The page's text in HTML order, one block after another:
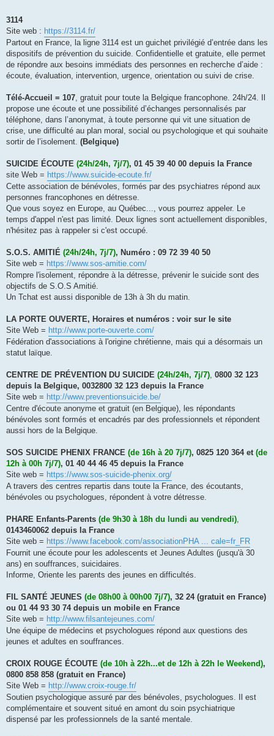
3114
Site web : https://3114.fr/
Partout en France, la ligne 3114 est un guichet privilégié d’entrée dans les
dispositifs de prévention du suicide. Confidentielle et gratuite, elle permet
de répondre aux besoins immédiats des personnes en recherche d’aide :
écoute, évaluation, intervention, urgence, orientation ou suivi de crise.
Télé-Accueil = 107, gratuit pour toute la Belgique francophone. 24h/24. Il
propose une écoute et une possibilité d’échanges personnalisés par
téléphone, dans l’anonymat, à toute personne qui vit une situation de
crise, une difficulté au plan moral, social ou psychologique et qui souhaite
sortir de l’isolement. (Belgique)
SUICIDE ÉCOUTE (24h/24h, 7j/7), 01 45 39 40 00 depuis la France
site Web = https://www.suicide-ecoute.fr/
Cette association de bénévoles, formés par des psychiatres répond aux
personnes francophones en détresse.
Que vous soyez en Europe, au Québec..., vous pourrez appeler. Le
temps d'appel n'est pas limité. Deux lignes sont actuellement disponibles,
n'hésitez pas à rappeler si c'est occupé.
S.O.S. AMITIÉ (24h/24h, 7j/7), Numéro : 09 72 39 40 50
Site web = https://www.sos-amitie.com/
Rompre l'isolement, répondre à la détresse, prévenir le suicide sont des
objectifs de S.O.S Amitié.
Un Tchat est aussi disponible de 13h à 3h du matin.
LA PORTE OUVERTE, Horaires et numéros : voir sur le site
Site Web = http://www.porte-ouverte.com/
Fédération d'associations à l'origine chrétienne, mais qui a désormais un
statut laïque.
CENTRE DE PRÉVENTION DU SUICIDE (24h/24h, 7j/7), 0800 32 123
depuis la Belgique, 0032800 32 123 depuis la France
Site web = http://www.preventionsuicide.be/
Centre d'écoute anonyme et gratuit (en Belgique), les répondants
bénévoles sont formés et encadrés par des professionnels et répondent
aussi hors de la Belgique.
SOS SUICIDE PHENIX FRANCE (de 16h à 20 7j/7), 0825 120 364 et (de
12h à 00h 7j/7), 01 40 44 46 45 depuis la France
Site web = https://www.sos-suicide-phenix.org/
A travers des centres repartis dans toute la France, des écoutants,
bénévoles ou psychologues, répondent à votre détresse.
PHARE Enfants-Parents (de 9h30 à 18h du lundi au vendredi),
0143460062 depuis la France
Site web = https://www.facebook.com/associationPHA ... cale=fr_FR
Fournit une écoute pour les adolescents et Jeunes Adultes (jusqu'à 30
ans) en souffrances, suicidaires.
Informe, Oriente les parents des jeunes en difficultés.
FIL SANTÉ JEUNES (de 08h00 à 00h00 7j/7), 32 24 (gratuit en France)
ou 01 44 93 30 74 depuis un mobile en France
Site web = http://www.filsantejeunes.com/
Une équipe de médecins et psychologues répond aux questions des
jeunes et adultes en souffrances.
CROIX ROUGE ÉCOUTE (de 10h à 22h...et de 12h à 22h le Weekend),
0800 858 858 (gratuit en France)
Site Web = http://www.croix-rouge.fr/
Soutien psychologique assuré par des bénévoles, psychologues. Il est
complémentaire et souvent situé en amont du soin psychiatrique
dispensé par les professionnels de la santé mentale.